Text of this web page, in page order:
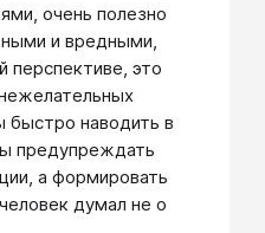
очень полезно
и вредными,
перспективе, это
быстро наводить в
предупреждать
а формировать
думал не о